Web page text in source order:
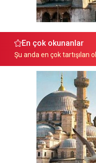
En çok okunanlar
Şu anda en çok tartışılan